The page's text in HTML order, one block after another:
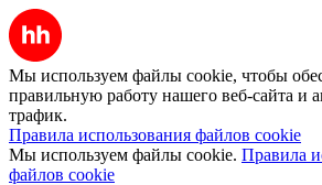
Мы используем файлы cookie, чтобы
правильную работу нашего веб-сайта и
трафик.
Правила использования файлов cookie
Мы используем файлы cookie. Правила
файлов cookie